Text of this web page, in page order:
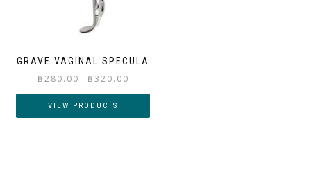
GRAVE VAGINAL SPECULA
฿280.00 – ฿320.00
range:
through
VIEW PRODUCTS